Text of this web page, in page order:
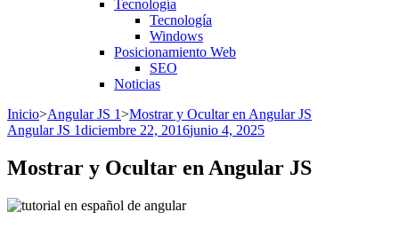
Tecnología
Tecnología
Windows
Posicionamiento Web
SEO
Noticias
Inicio>Angular JS 1>Mostrar y Ocultar en Angular JS
Angular JS 1diciembre 22, 2016junio 4, 2025
Mostrar y Ocultar en Angular JS